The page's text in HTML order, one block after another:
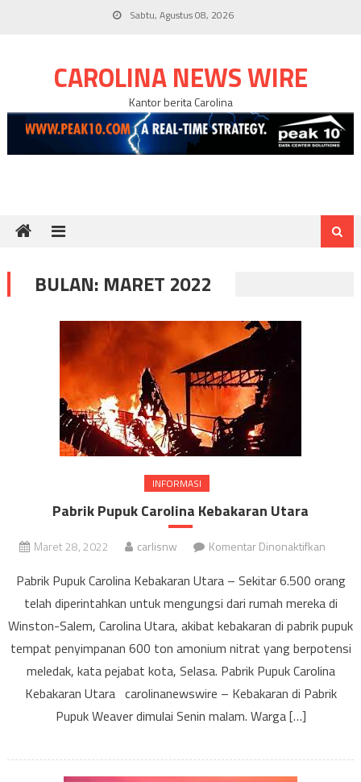
Sabtu, Agustus 08, 2026
CAROLINA NEWS WIRE
Kantor berita Carolina
BULAN: MARET 2022
INFORMASI
Pabrik Pupuk Carolina Kebakaran Utara
Maret 28, 2022 carlisnw Komentar Dinonaktifkan
Pupuk
Utara
Pabrik Pupuk Carolina Kebakaran Utara – Sekitar 6.500 orang
telah diperintahkan untuk mengungsi dari rumah mereka di
Winston-Salem, Carolina Utara, akibat kebakaran di pabrik pupuk
tempat penyimpanan 600 ton amonium nitrat yang berpotensi
meledak, kata pejabat kota, Selasa. Pabrik Pupuk Carolina
Kebakaran Utara carolinanewswire – Kebakaran di Pabrik
Pupuk Weaver dimulai Senin malam. Warga […]